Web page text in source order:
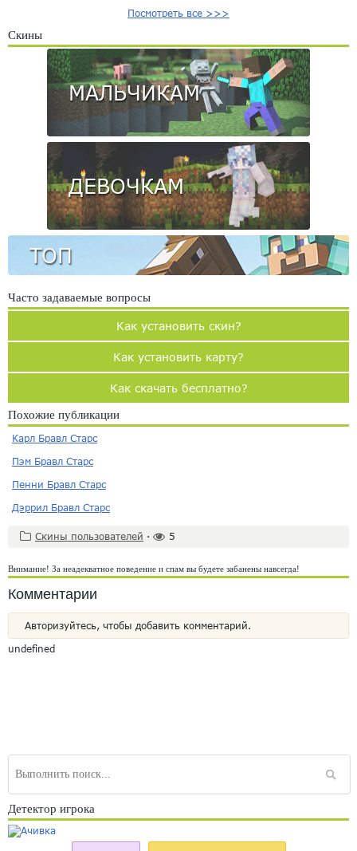
Посмотреть все >>>
Скины
МАЛЬЧИКАМ
ДЕВОЧКАМ
ТОП
Часто задаваемые вопросы
Как установить скин?
Как установить карту?
Как скачать бесплатно?
Похожие публикации
Карл Бравл Старс
Пэм Бравл Старс
Пенни Бравл Старс
Дэррил Бравл Старс
Скины пользователей · 5
Внимание! За неадекватное поведение и спам вы будете забанены навсегда!
Комментарии
Авторизуйтесь, чтобы добавить комментарий.
undefined
Детектор игрока